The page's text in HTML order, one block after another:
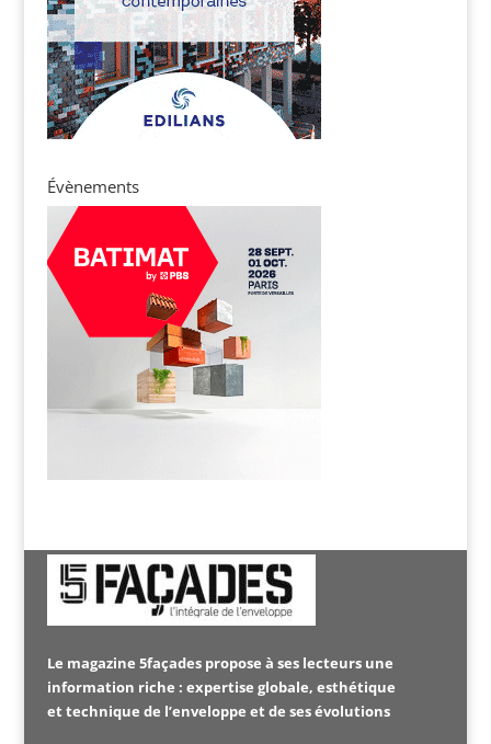
Évènements
Le magazine 5façades propose à ses lecteurs une
information riche : expertise globale, esthétique
et technique de l’enveloppe et de ses évolutions